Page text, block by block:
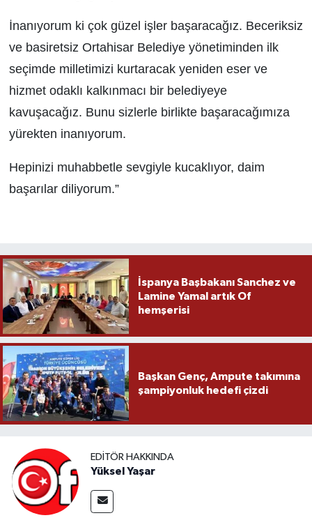
İnanıyorum ki çok güzel işler başaracağız. Beceriksiz
ve basiretsiz Ortahisar Belediye yönetiminden ilk
seçimde milletimizi kurtaracak yeniden eser ve
hizmet odaklı kalkınmacı bir belediyeye
kavuşacağız. Bunu sizlerle birlikte başaracağımıza
yürekten inanıyorum.
Hepinizi muhabbetle sevgiyle kucaklıyor, daim
başarılar diliyorum.”
İspanya Başbakanı Sanchez ve
Lamine Yamal artık Of
hemşerisi
Başkan Genç, Ampute takımına
şampiyonluk hedefi çizdi
EDITÖR HAKKINDA
Yüksel Yaşar